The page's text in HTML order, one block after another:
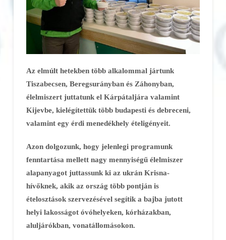
Az elmúlt hetekben több alkalommal jártunk
Tiszabecsen, Beregsurányban és Záhonyban,
élelmiszert juttatunk el Kárpátaljára valamint
Kijevbe, kielégítettük több budapesti és debreceni,
valamint egy érdi menedékhely ételigényeit.
Azon dolgozunk, hogy jelenlegi programunk
fenntartása mellett nagy mennyiségű élelmiszer
alapanyagot juttassunk ki az ukrán Krisna-
hívőknek, akik az ország több pontján is
ételosztások szervezésével segítik a bajba jutott
helyi lakosságot óvóhelyeken, kórházakban,
aluljárókban, vonatállomásokon.